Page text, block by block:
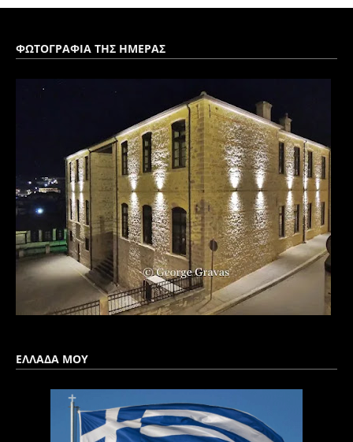
ΦΩΤΟΓΡΑΦΙΑ ΤΗΣ ΗΜΕΡΑΣ
ΕΛΛΑΔΑ ΜΟΥ